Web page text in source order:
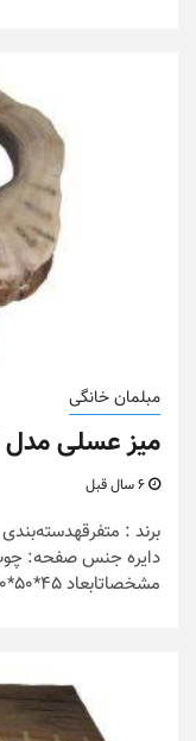
مبلمان خانگی
میز عسلی مدل ۴۴۴۴
دایره جنس صفحه:
مشخصاتابعاد 45*50*50...